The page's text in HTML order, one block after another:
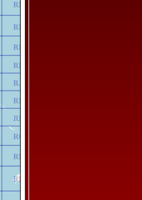
RE
RF
RG
RH
RI
RJ
RK
RL
RM
RN